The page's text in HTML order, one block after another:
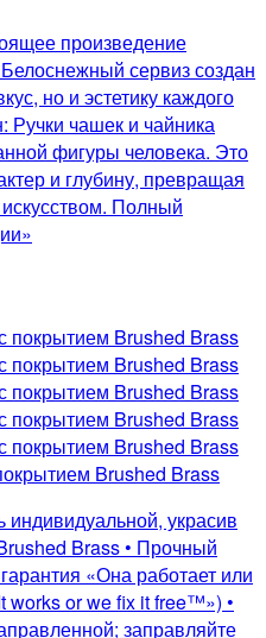
произведение
сервиз создан
но и эстетику каждого
Ручки чашек и чайника
фигуры человека. Это
и глубину, превращая
Полный
Brushed Brass
индивидуальной, украсив
Brass • Прочный
«Она работает или
works or we fix it free™») •
заправляйте